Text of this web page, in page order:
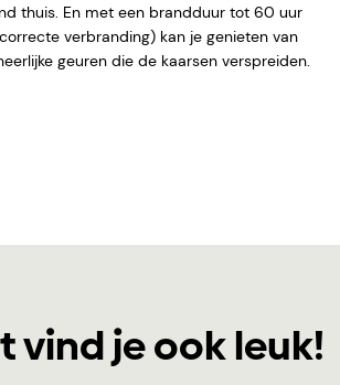
thuis. En met een brandduur tot 60 uur
verbranding) kan je genieten van
geuren die de kaarsen verspreiden.
vind je ook leuk!